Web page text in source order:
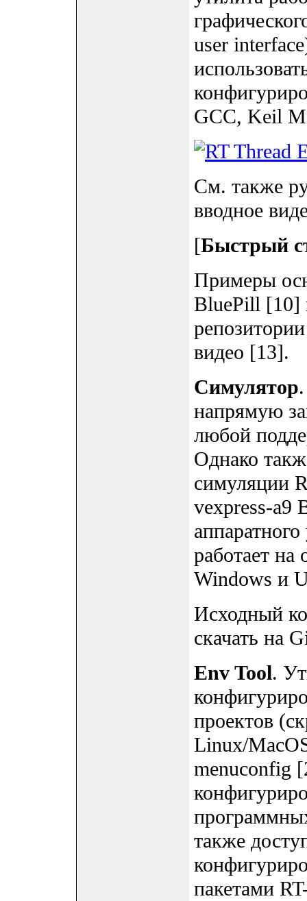
user
GCC, Keil
См. также
вводное
[Быстрый
Примеры
BluePill [10]
видео [13].
Симулятор
напрямую
любой
Однако
симуляции
vexpress-a9
работает
Windows и
Исходный
скачать на
Env Tool.
проектов
Linux/
menuconfig
также
пакетами